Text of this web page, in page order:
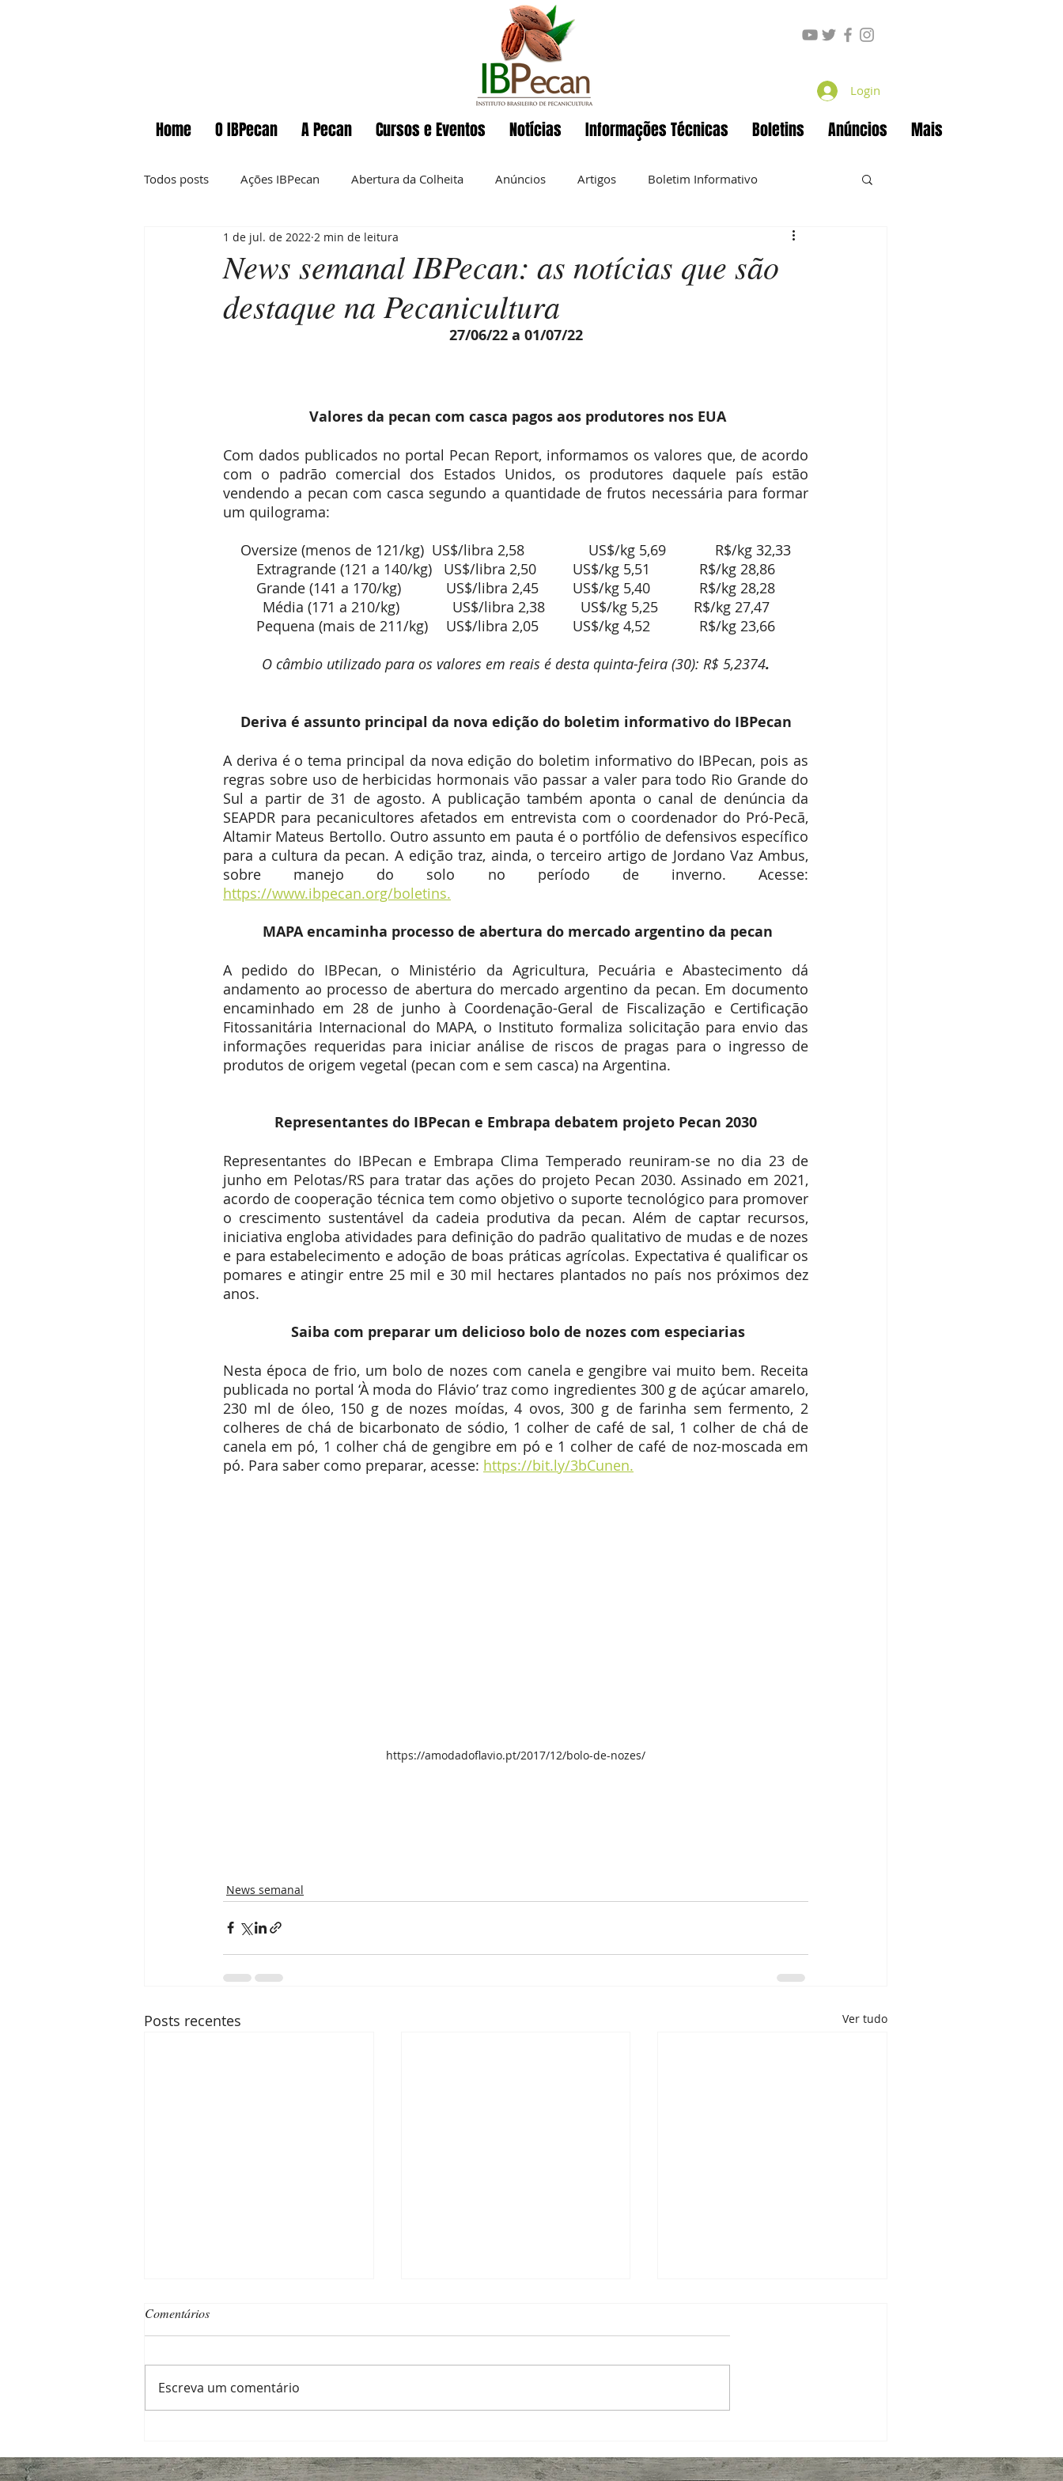
Login
Home O IBPecan A Pecan Cursos e Eventos Notícias Informações Técnicas Boletins Anúncios Mais
Todos posts Ações IBPecan Abertura da Colheita Anúncios Artigos Boletim Informativo
Comunicados Cursos Eventos
Informações técnicas News semanal Noz-pecan Notícias
News semanal IBPecan: as notícias que são
destaque na Pecanicultura
1 de jul. de 2022 2 min de leitura
27/06/22 a 01/07/22
Valores da pecan com casca pagos aos produtores nos EUA
Com dados publicados no portal Pecan Report, informamos os valores que, de acordo
com o padrão comercial dos Estados Unidos, os produtores daquele país estão
vendendo a pecan com casca segundo a quantidade de frutos necessária para formar
um quilograma:
Oversize (menos de 121/kg)  US$/libra 2,58        	US$/kg 5,69           	R$/kg 32,33
Extragrande (121 a 140/kg)   US$/libra 2,50        	US$/kg 5,51           	R$/kg 28,86
Grande (141 a 170/kg)       	US$/libra 2,45        	US$/kg 5,40           	R$/kg 28,28
Média (171 a 210/kg)         	US$/libra 2,38         US$/kg 5,25         R$/kg 27,47
Pequena (mais de 211/kg)  	US$/libra 2,05        	US$/kg 4,52           	R$/kg 23,66
O câmbio utilizado para os valores em reais é desta quinta-feira (30): R$ 5,2374.
Deriva é assunto principal da nova edição do boletim informativo do IBPecan
A deriva é o tema principal da nova edição do boletim informativo do IBPecan, pois as
regras sobre uso de herbicidas hormonais vão passar a valer para todo Rio Grande do
Sul a partir de 31 de agosto. A publicação também aponta o canal de denúncia da
SEAPDR para pecanicultores afetados em entrevista com o coordenador do Pró-Pecã,
Altamir Mateus Bertollo. Outro assunto em pauta é o portfólio de defensivos específico
para a cultura da pecan. A edição traz, ainda, o terceiro artigo de Jordano Vaz Ambus,
https://www.ibpecan.org/boletins.
MAPA encaminha processo de abertura do mercado argentino da pecan
A pedido do IBPecan, o Ministério da Agricultura, Pecuária e Abastecimento dá
andamento ao processo de abertura do mercado argentino da pecan. Em documento
encaminhado em 28 de junho à Coordenação-Geral de Fiscalização e Certificação
Fitossanitária Internacional do MAPA, o Instituto formaliza solicitação para envio das
informações requeridas para iniciar análise de riscos de pragas para o ingresso de
produtos de origem vegetal (pecan com e sem casca) na Argentina.
Representantes do IBPecan e Embrapa debatem projeto Pecan 2030
Representantes do IBPecan e Embrapa Clima Temperado reuniram-se no dia 23 de
junho em Pelotas/RS para tratar das ações do projeto Pecan 2030. Assinado em 2021,
acordo de cooperação técnica tem como objetivo o suporte tecnológico para promover
o crescimento sustentável da cadeia produtiva da pecan. Além de captar recursos,
iniciativa engloba atividades para definição do padrão qualitativo de mudas e de nozes
e para estabelecimento e adoção de boas práticas agrícolas. Expectativa é qualificar os
pomares e atingir entre 25 mil e 30 mil hectares plantados no país nos próximos dez
anos.
Saiba com preparar um delicioso bolo de nozes com especiarias
Nesta época de frio, um bolo de nozes com canela e gengibre vai muito bem. Receita
publicada no portal ‘À moda do Flávio’ traz como ingredientes 300 g de açúcar amarelo,
230 ml de óleo, 150 g de nozes moídas, 4 ovos, 300 g de farinha sem fermento, 2
colheres de chá de bicarbonato de sódio, 1 colher de café de sal, 1 colher de chá de
canela em pó, 1 colher chá de gengibre em pó e 1 colher de café de noz-moscada em
pó. Para saber como preparar, acesse: https://bit.ly/3bCunen.
https://amodadoflavio.pt/2017/12/bolo-de-nozes/
News semanal
Posts recentes Ver tudo
“noz” também!
noz-pecã é tão importante para
o setor?
Comentários
Escreva um comentário